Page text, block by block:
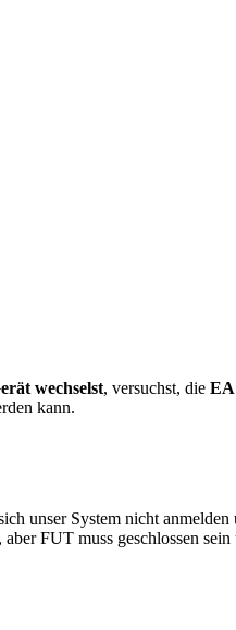
wechselst, versuchst, die EA
kann.
unser System nicht
FUT muss geschlossen sein